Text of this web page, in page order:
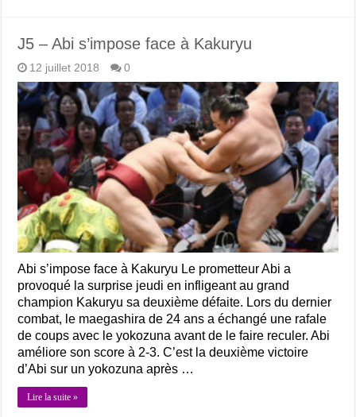
J5 – Abi s’impose face à Kakuryu
12 juillet 2018 0
Abi s’impose face à Kakuryu Le prometteur Abi a
provoqué la surprise jeudi en infligeant au grand
champion Kakuryu sa deuxième défaite. Lors du dernier
combat, le maegashira de 24 ans a échangé une rafale
de coups avec le yokozuna avant de le faire reculer. Abi
améliore son score à 2-3. C’est la deuxième victoire
d’Abi sur un yokozuna après …
Lire la suite »